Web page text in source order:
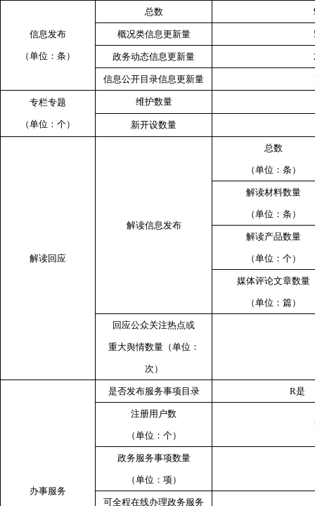
信息发布
（单位：条）
总数
概况类信息更新量
政务动态信息更新量
信息公开目录信息更新量
专栏专题
（单位：个）
维护数量
新开设数量
解读回应
解读信息发布
总数
（单位：条）
解读材料数量
（单位：条）
解读产品数量
（单位：个）
媒体评论文章数量
（单位：篇）
回应公众关注热点或
重大舆情数量（单位：
次）
办事服务
是否发布服务事项目录 R
注册用户数
（单位：个）
政务服务事项数量
（单位：项）
可全程在线办理政务服务